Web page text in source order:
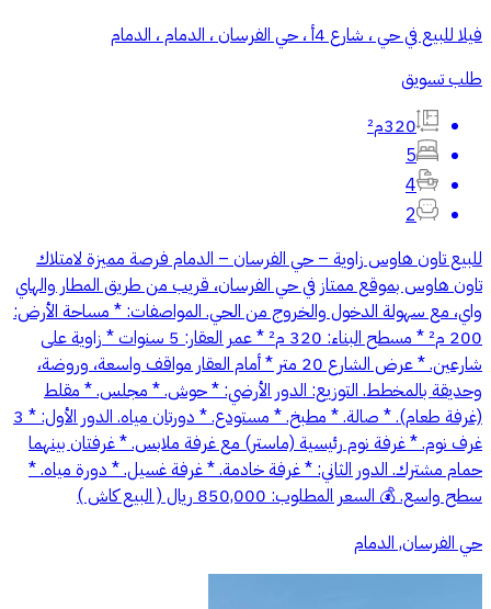
فيلا للبيع في حي ، شارع 4أ ، حي الفرسان ، الدمام ، الدمام
طلب تسويق
320م²
5
4
2
للبيع تاون هاوس زاوية – حي الفرسان – الدمام فرصة مميزة لامتلاك
تاون هاوس بموقع ممتاز في حي الفرسان، قريب من طريق المطار والهاي
واي، مع سهولة الدخول والخروج من الحي. المواصفات: * مساحة الأرض:
200 م² * مسطح البناء: 320 م² * عمر العقار: 5 سنوات * زاوية على
شارعين. * ⁠عرض الشارع 20 متر * أمام العقار مواقف واسعة، وروضة،
وحديقة بالمخطط. التوزيع: الدور الأرضي: * حوش. * مجلس. * مقلط
(غرفة طعام). * صالة. * مطبخ. * مستودع. * دورتان مياه. الدور الأول: * 3
غرف نوم. * غرفة نوم رئيسية (ماستر) مع غرفة ملابس. * غرفتان بينهما
حمام مشترك. الدور الثاني: * غرفة خادمة. * غرفة غسيل. * دورة مياه. *
سطح واسع. 💰 السعر المطلوب: 850,000 ريال ( البيع كاش )
حي الفرسان, الدمام